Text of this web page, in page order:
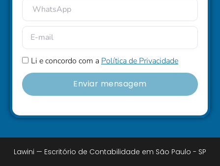
Li e concordo com a Política de Privacidade
Enviar mensagem
Lawini — Escritório de Contabilidade em São Paulo - SP